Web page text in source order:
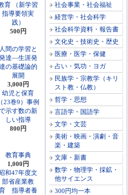
社会事業・社会福祉
経営学・社会科学
社会科学資料・報告書
文化史・技術史・歴史
医療・医学・保健
占い・気功・ヨガ
民族学・宗教学（キリ
スト教・仏教）
哲学・思想
言語学・国語学
文学・文芸
美術・映画・演劇・音
楽・建築
文庫・新書
数学・物理学・採鉱・
他サイエンス
300円均一本
育 （新学習
指導要領実
践）
500円
人間の学習と
達―生涯発
の基礎論的
展開
3,000円
幼児と保育
（23巻9）事例
示す数の新
しい指導
800円
教育事典
1,000円
和47年度文
部省産業教
指導者養